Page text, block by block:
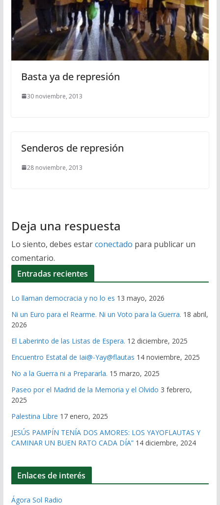
Basta ya de represión
30 noviembre, 2013
Senderos de represión
28 noviembre, 2013
Deja una respuesta
Lo siento, debes estarconectado para publicar un
comentario.
Entradas recientes
Lo llaman democracia y no lo es 13 mayo, 2026
Ni un Euro para el Rearme. Ni un Voto para la Guerra. 18 abril,
2026
El Laberinto de las Listas de Espera. 12 diciembre, 2025
Encuentro Estatal de Iai@-Yay@flautas 14 noviembre, 2025
No a la Guerra ni a Prepararla. 15 marzo, 2025
Paseo por el Madrid de la Memoria y el Olvido 3 febrero,
2025
Palestina Libre 17 enero, 2025
JESÚS PAMPÍN TENÍA DOS AMORES: LOS YAYOFLAUTAS Y
CAMINAR UN BUEN RATO CADA DÍA” 14 diciembre, 2024
Enlaces de interés
Ágora Sol Radio